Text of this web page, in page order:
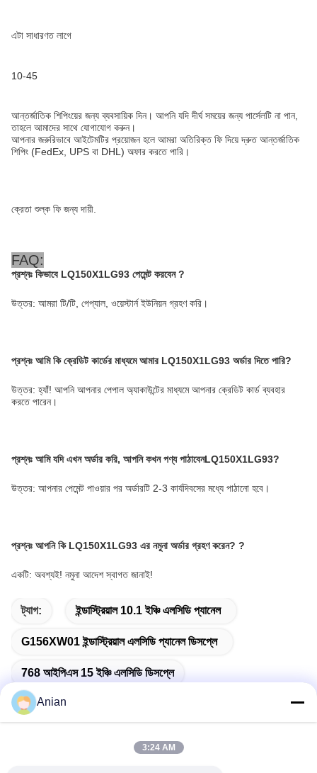
এটা সাধারণত লাগে
10-45
আন্তর্জাতিক শিপিংয়ের জন্য ব্যবসায়িক দিন। আপনি যদি দীর্ঘ সময়ের জন্য পার্সেলটি না পান,
তাহলে আমাদের সাথে যোগাযোগ করুন।
আপনার জরুরিভাবে আইটেমটির প্রয়োজন হলে আমরা অতিরিক্ত ফি দিয়ে দ্রুত আন্তর্জাতিক
শিপিং (FedEx, UPS বা DHL) অফার করতে পারি।
ক্রেতা শুল্ক ফি জন্য দায়ী.
FAQ:
প্রশ্নঃ কিভাবে LQ150X1LG93 পেমেন্ট করবেন ?
উত্তর: আমরা টি/টি, পেপ্যাল, ওয়েস্টার্ন ইউনিয়ন গ্রহণ করি।
প্রশ্নঃ আমি কি ক্রেডিট কার্ডের মাধ্যমে আমার LQ150X1LG93 অর্ডার দিতে পারি?
উত্তর: হ্যাঁ! আপনি আপনার পেপাল অ্যাকাউন্টের মাধ্যমে আপনার ক্রেডিট কার্ড ব্যবহার
করতে পারেন।
প্রশ্নঃ আমি যদি এখন অর্ডার করি, আপনি কখন পণ্য পাঠাবেনLQ150X1LG93?
উত্তর: আপনার পেমেন্ট পাওয়ার পর অর্ডারটি 2-3 কার্যদিবসের মধ্যে পাঠানো হবে।
প্রশ্নঃ আপনি কি LQ150X1LG93 এর নমুনা অর্ডার গ্রহণ করেন? ?
একটি: অবশ্যই! নমুনা আদেশ স্বাগত জানাই!
ট্যাগ: ইন্ডাস্ট্রিয়াল 10.1 ইঞ্চি এলসিডি প্যানেল
G156XW01 ইন্ডাস্ট্রিয়াল এলসিডি প্যানেল ডিসপ্লে
768 আইপিএস 15 ইঞ্চি এলসিডি ডিসপ্লে
Anian
3:24 AM